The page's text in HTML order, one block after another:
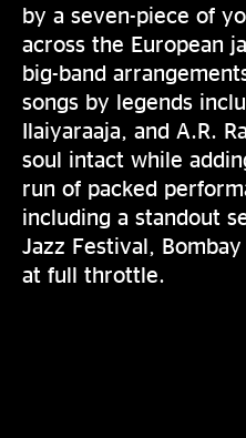
by a seven-piece of
across the European
big-band
songs by legends
Ilaiyaraaja, and A.R.
soul intact while
run of packed
including a standout
Jazz Festival,
at full throttle.